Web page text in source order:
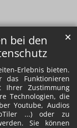
bei den
Erlebnis bieten.
Funktionieren
Ihrer Zustimmung
Technologien, die
Youtube, Audios
...) oder zu
Sie können
✕